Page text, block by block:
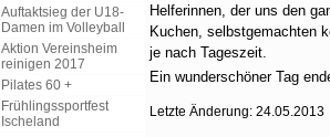
Auftaktsieg der U18-
Damen im Volleyball
Aktion Vereinsheim
reinigen 2017
Pilates 60 +
Frühlingssportfest
Ischeland
Helferinnen, der uns den
Kuchen, selbstgemachten
je nach Tageszeit.
Ein wunderschöner Tag
Letzte Änderung: 24.05.2013